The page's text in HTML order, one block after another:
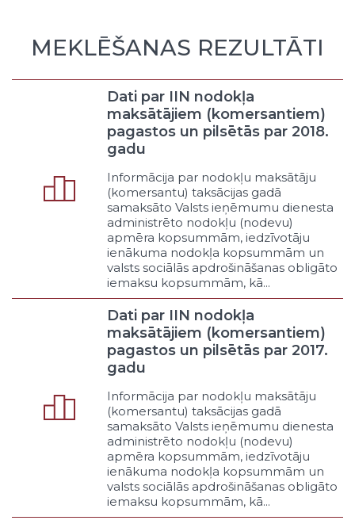
Karte
Klasifikators - Funkcijas veids
Politikas organizēšana un saturs
Mērķu un vīzijas, atbilstošo
rezultatīvo rādītāju formulēšana
Procesa organizēšana
Deputātu darba organizēšana
Iesaistīšana
Konsultēšanās
Lobēšana
Cits politikas funkcijas veids
Pakalpojums
Budžeta finansēts individuālais
pakalpojums bez līdzdalības
pienākuma
Budžeta finansēts individuālais
pakalpojums ar līdzdalības
pienākumu
Klienta līdzfinansēts individuālais
pakalpojums
Noteiktai mērķauditorijai pieejams
publiskais pakalpojums („service of
general interest”)
Katram pieejams publiskais
pakalpojums
Cita veida pakalpojums
MEKLĒŠANAS REZULTĀTI
Dati par IIN nodokļa
maksātājiem (komersantiem)
pagastos un pilsētās par 2018.
gadu
Informācija par nodokļu maksātāju
(komersantu) taksācijas gadā
samaksāto Valsts ieņēmumu dienesta
administrēto nodokļu (nodevu)
apmēra kopsummām, iedzīvotāju
ienākuma nodokļa kopsummām un
valsts sociālās apdrošināšanas obligāto
iemaksu kopsummām, kā...
Dati par IIN nodokļa
maksātājiem (komersantiem)
pagastos un pilsētās par 2017.
gadu
Informācija par nodokļu maksātāju
(komersantu) taksācijas gadā
samaksāto Valsts ieņēmumu dienesta
administrēto nodokļu (nodevu)
apmēra kopsummām, iedzīvotāju
ienākuma nodokļa kopsummām un
valsts sociālās apdrošināšanas obligāto
iemaksu kopsummām, kā...